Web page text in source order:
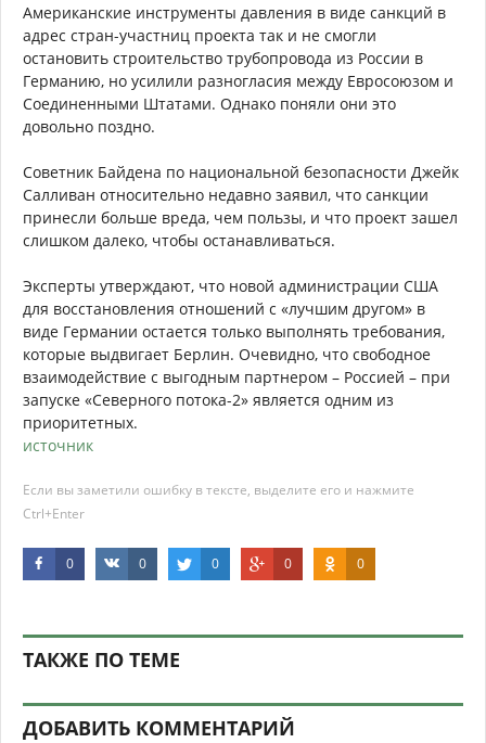
Американские инструменты давления в виде санкций в
адрес стран-участниц проекта так и не смогли
остановить строительство трубопровода из России в
Германию, но усилили разногласия между Евросоюзом и
Соединенными Штатами. Однако поняли они это
довольно поздно.
Советник Байдена по национальной безопасности Джейк
Салливан относительно недавно заявил, что санкции
принесли больше вреда, чем пользы, и что проект зашел
слишком далеко, чтобы останавливаться.
Эксперты утверждают, что новой администрации США
для восстановления отношений с «лучшим другом» в
виде Германии остается только выполнять требования,
которые выдвигает Берлин. Очевидно, что свободное
взаимодействие с выгодным партнером – Россией – при
запуске «Северного потока-2» является одним из
приоритетных.
источник
Если вы заметили ошибку в тексте, выделите его и нажмите
Ctrl+Enter
0 0 0 0 0
ТАКЖЕ ПО ТЕМЕ
ДОБАВИТЬ КОММЕНТАРИЙ